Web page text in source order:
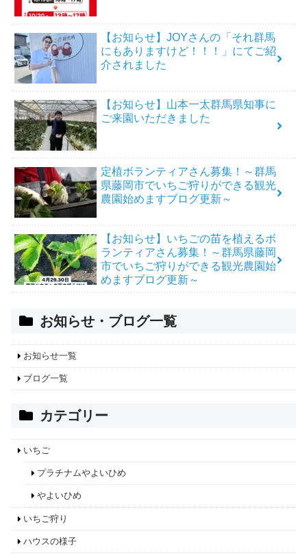
【お知らせ】JOYさんの「それ群馬
にもありますけど！！！」にてご紹
介されました
【お知らせ】山本一太群馬県知事に
ご来園いただきました
定植ボランティアさん募集！～群馬
県藤岡市でいちご狩りができる観光
農園始めますブログ更新～
【お知らせ】いちごの苗を植えるボ
ランティアさん募集！～群馬県藤岡
市でいちご狩りができる観光農園始
めますブログ更新～
お知らせ・ブログ一覧
お知らせ一覧
ブログ一覧
カテゴリー
いちご
プラチナムやよいひめ
やよいひめ
いちご狩り
ハウスの様子